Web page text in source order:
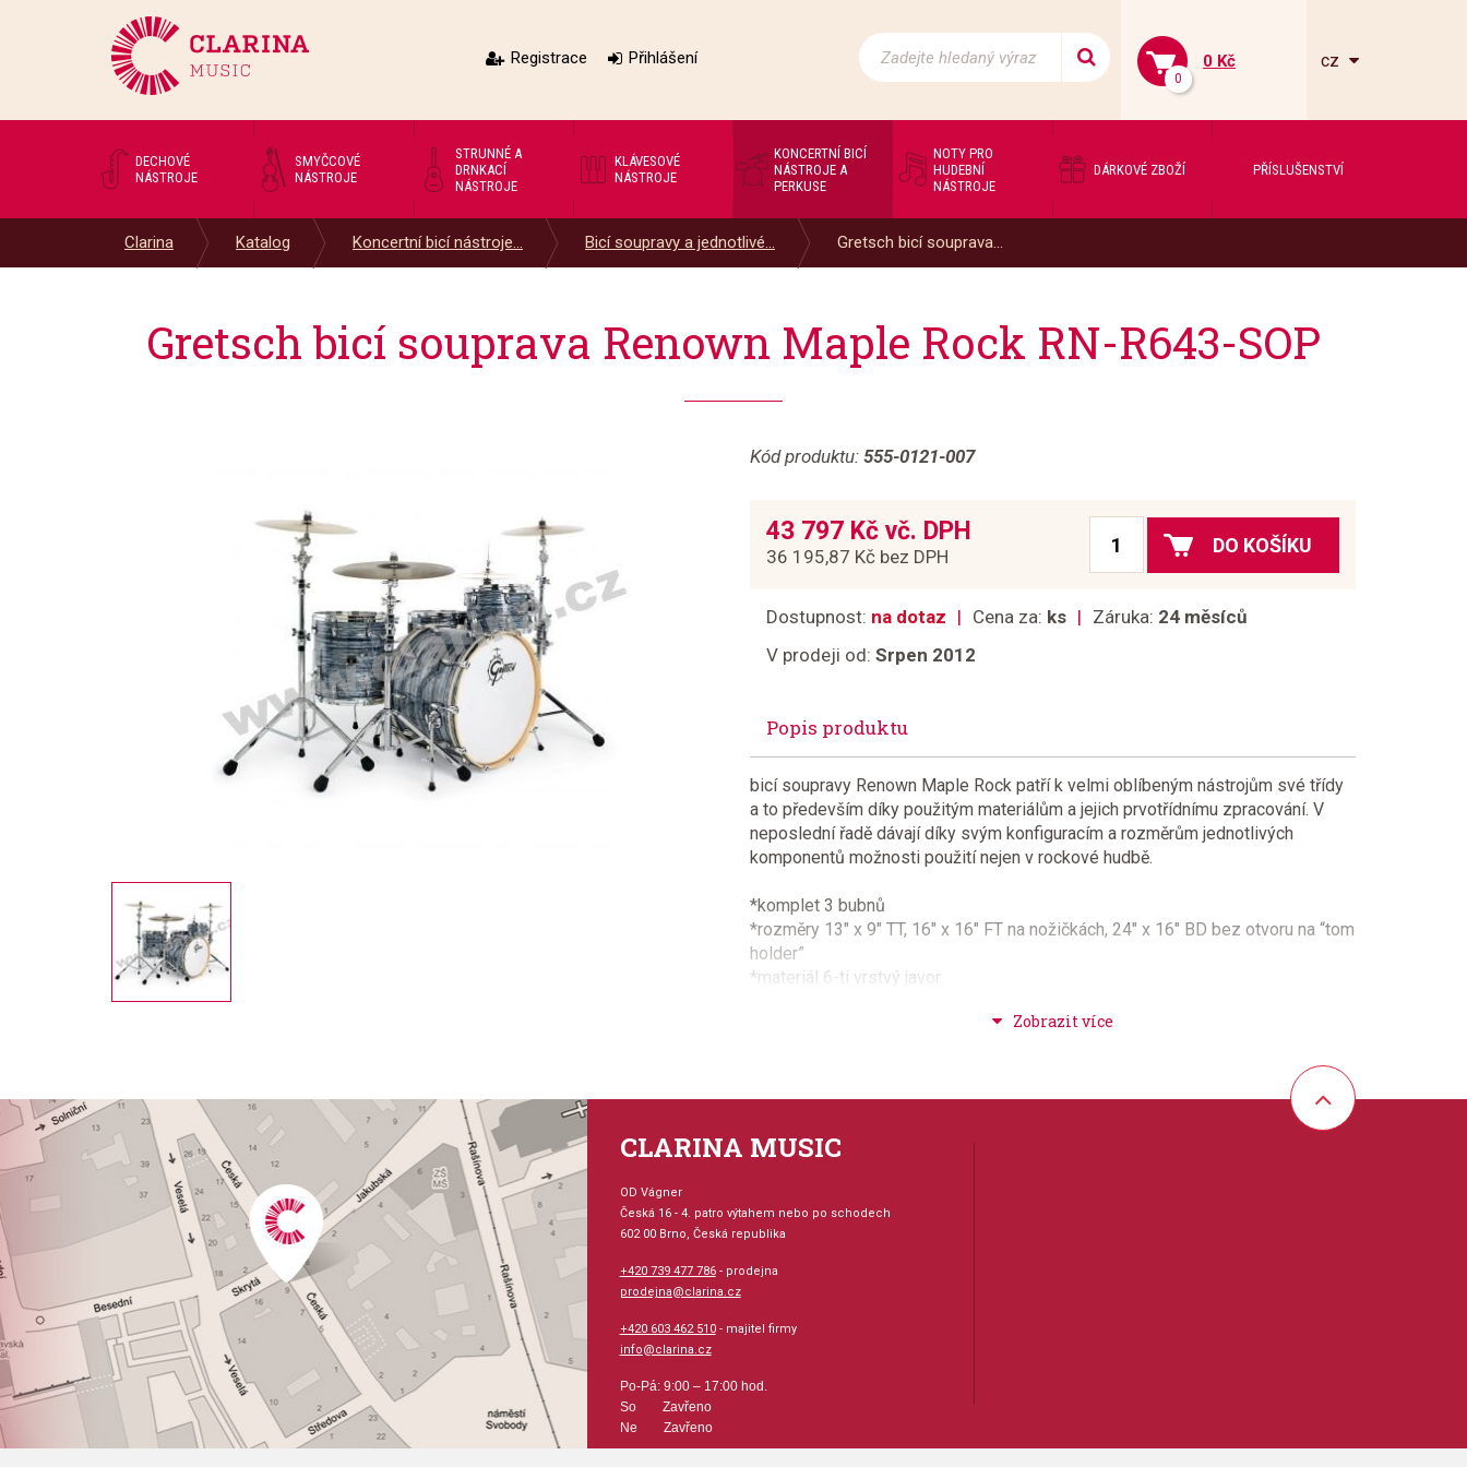
Registrace Přihlášení
0
0 Kč cz
DECHOVÉ
NÁSTROJE
SMYČCOVÉ
NÁSTROJE
STRUNNÉ A
DRNKACÍ
NÁSTROJE
KLÁVESOVÉ
NÁSTROJE
KONCERTNÍ BICÍ
NÁSTROJE A
PERKUSE
NOTY PRO
HUDEBNÍ
NÁSTROJE
DÁRKOVÉ ZBOŽÍ PŘÍSLUŠENSTVÍ
Clarina Katalog Koncertní bicí nástroje... Bicí soupravy a jednotlivé... Gretsch bicí souprava...
Gretsch bicí souprava Renown Maple Rock RN-R643-SOP
Kód produktu: 555-0121-007
43 797 Kč vč. DPH
36 195,87 Kč bez DPH
DO KOŠÍKU
Dostupnost: na dotaz Cena za: ks Záruka: 24 měsíců
V prodeji od: Srpen 2012
Popis produktu
bicí soupravy Renown Maple Rock patří k velmi oblíbeným nástrojům své třídy
a to především díky použitým materiálům a jejich prvotřídnímu zpracování. V
neposlední řadě dávají díky svým konfiguracím a rozměrům jednotlivých
komponentů možnosti použití nejen v rockové hudbě.
*komplet 3 bubnů
*rozměry 13" x 9" TT, 16" x 16" FT na nožičkách, 24" x 16" BD bez otvoru na “tom
holder”
*materiál 6-ti vrstvý javor
*Bass Drum ráfky v barvě povrchové úpravy
*vnitří luby bubnů ve stříbrné barvě
*GTS systém volného zavěšení tom-tomů
*neobsahuje činely
*ilustrační foto s uvedenou povrchovou úpravou
CLARINA MUSIC
OD Vágner
Česká 16 - 4. patro výtahem nebo po schodech
602 00 Brno, Česká republika
+420 739 477 786- prodejna
prodejna@clarina.cz
+420 603 462 510- majitel firmy
info@clarina.cz
Po-Pá: 9:00 – 17:00 hod.
So Zavřeno
Ne Zavřeno